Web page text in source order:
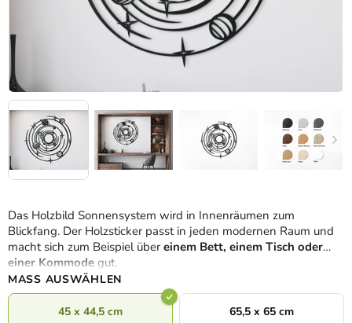
Das Holzbild Sonnensystem wird in Innenräumen zum
Blickfang. Der Holzsticker passt in jeden modernen Raum und
macht sich zum Beispiel über einem Bett, einem Tisch oder
einer Kommode gut.
MASS AUSWÄHLEN
45 x 44,5 cm 65,5 x 65 cm